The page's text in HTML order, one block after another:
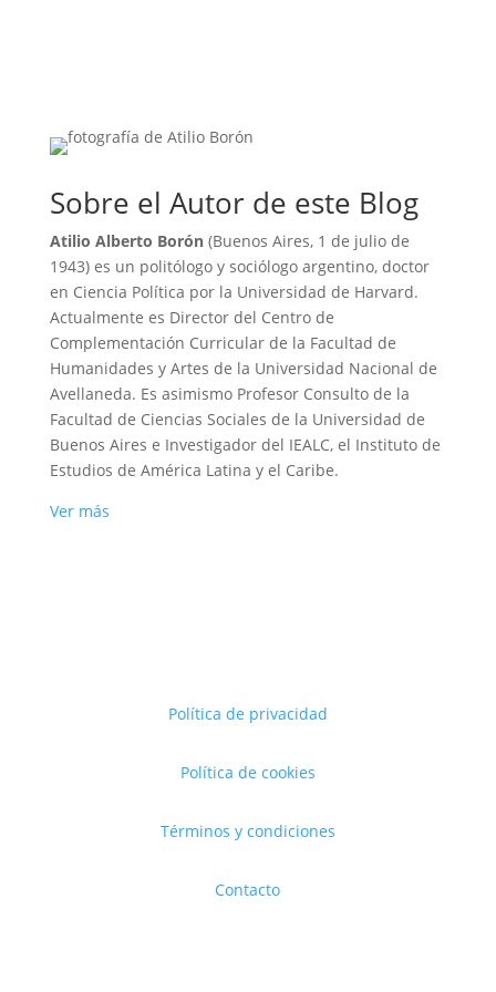
Sobre el Autor de este Blog
Atilio Alberto Borón(Buenos Aires, 1 de julio de
1943) es un politólogo y sociólogo argentino, doctor
en Ciencia Política por la Universidad de Harvard.
Actualmente es Director del Centro de
Complementación Curricular de la Facultad de
Humanidades y Artes de la Universidad Nacional de
Avellaneda. Es asimismo Profesor Consulto de la
Facultad de Ciencias Sociales de la Universidad de
Buenos Aires e Investigador del IEALC, el Instituto de
Estudios de América Latina y el Caribe.
Ver más
Política de privacidad
Política de cookies
Términos y condiciones
Contacto